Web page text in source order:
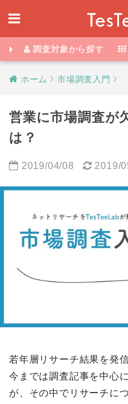
調査対象から探す
ホーム 市場調査入門
営業に市場調査が
は？
2019/04/08 2019/
若年層リサーチ結果を発
今までは調査記事を中心
が、その中でリサーチに